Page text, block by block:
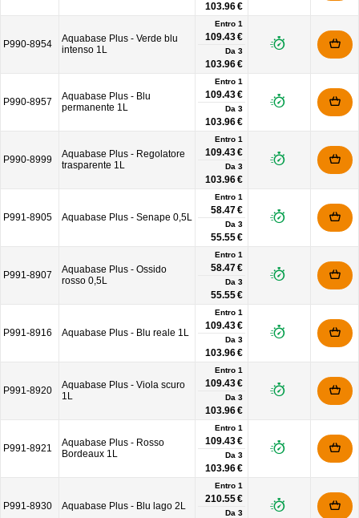
103.96 €
P990-8954
Aquabase Plus - Verde blu
intenso 1L
Entro 1
109.43 €
Da 3
103.96 €
P990-8957
Aquabase Plus - Blu
permanente 1L
Entro 1
109.43 €
Da 3
103.96 €
P990-8999
Aquabase Plus - Regolatore
trasparente 1L
Entro 1
109.43 €
Da 3
103.96 €
P991-8905 Aquabase Plus - Senape 0,5L
Entro 1
58.47 €
Da 3
55.55 €
P991-8907
Aquabase Plus - Ossido
rosso 0,5L
Entro 1
58.47 €
Da 3
55.55 €
P991-8916 Aquabase Plus - Blu reale 1L
Entro 1
109.43 €
Da 3
103.96 €
P991-8920
Aquabase Plus - Viola scuro
1L
Entro 1
109.43 €
Da 3
103.96 €
P991-8921
Aquabase Plus - Rosso
Bordeaux 1L
Entro 1
109.43 €
Da 3
103.96 €
P991-8930 Aquabase Plus - Blu lago 2L
Entro 1
210.55 €
Da 3